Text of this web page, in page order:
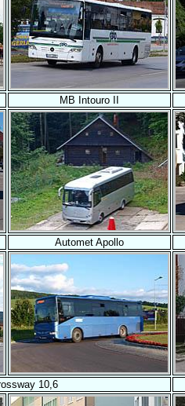
MB Intouro II
Automet Apollo
10,6